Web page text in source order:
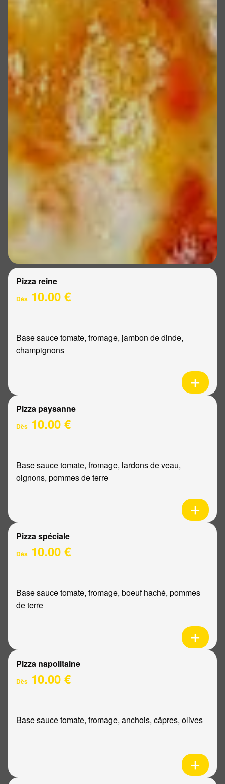
Pizza reine
Dès 10.00 €
Base sauce tomate, fromage, jambon de dinde,
champignons
Pizza paysanne
Dès 10.00 €
Base sauce tomate, fromage, lardons de veau,
oignons, pommes de terre
Pizza spéciale
Dès 10.00 €
Base sauce tomate, fromage, boeuf haché, pommes
de terre
Pizza napolitaine
Dès 10.00 €
Base sauce tomate, fromage, anchois, câpres, olives